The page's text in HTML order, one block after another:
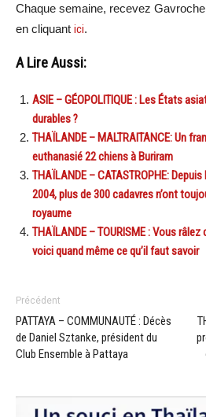
Chaque semaine, recevez
en cliquant ici.
A Lire Aussi:
ASIE – GÉOPOLITIQUE : Les États
durables ?
THAÏLANDE – MALTRAITANCE: Un
euthanasié 22 chiens à Buriram
THAÏLANDE – CATASTROPHE:
2004, plus de 300 cadavres n’ont
royaume
THAÏLANDE – TOURISME : Vous
voici quand même ce qu’il faut savoir
Précédent
PATTAYA – COMMUNAUTÉ : Décès
de Daniel Sztanke, président du
Club Ensemble à Pattaya